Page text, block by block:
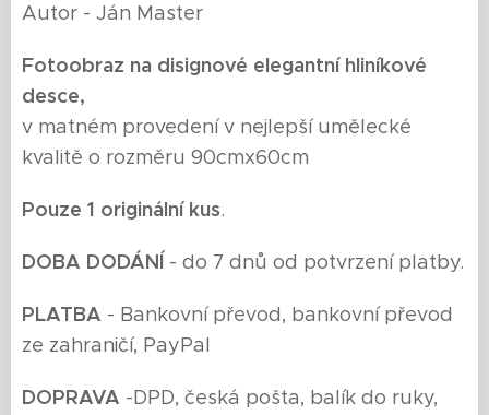
Autor - Ján Master
Fotoobraz na disignové elegantní hliníkové
desce,
v matném provedení v nejlepší umělecké
kvalitě o rozměru 90cmx60cm
Pouze 1 originální kus.
DOBA DODÁNÍ - do 7 dnů od potvrzení platby.
PLATBA - Bankovní převod, bankovní převod
ze zahraničí, PayPal
DOPRAVA -DPD, česká pošta, balík do ruky,